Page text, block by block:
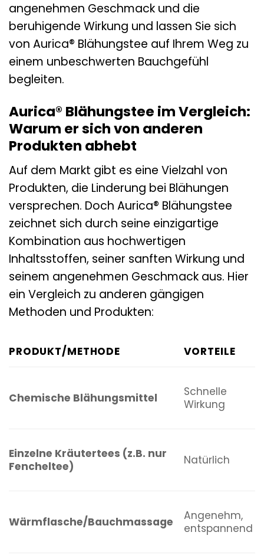
angenehmen Geschmack und die
beruhigende Wirkung und lassen Sie sich
von Aurica® Blähungstee auf Ihrem Weg zu
einem unbeschwerten Bauchgefühl
begleiten.
Aurica® Blähungstee im Vergleich:
Warum er sich von anderen
Produkten abhebt
Auf dem Markt gibt es eine Vielzahl von
Produkten, die Linderung bei Blähungen
versprechen. Doch Aurica® Blähungstee
zeichnet sich durch seine einzigartige
Kombination aus hochwertigen
Inhaltsstoffen, seiner sanften Wirkung und
seinem angenehmen Geschmack aus. Hier
ein Vergleich zu anderen gängigen
Methoden und Produkten:
PRODUKT/METHODE VORTEILE
Chemische Blähungsmittel
Schnelle
Wirkung
Einzelne Kräutertees (z.B. nur
Fencheltee)
Natürlich
Wärmflasche/Bauchmassage
Angenehm,
entspannend